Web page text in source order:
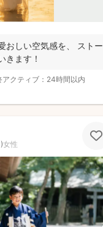
おしい空気感を、 ストー
きます！
アクティブ： 24時間以内
)女性